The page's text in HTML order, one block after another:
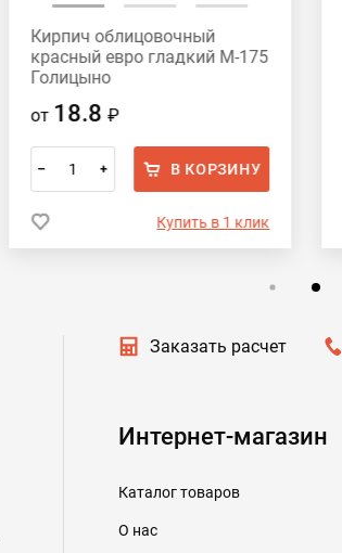
Кирпич облицовочный
красный евро гладкий М-175
Голицыно
от 18.8 ₽
– + В КОРЗИНУ
Купить в 1 клик
Заказать расчет
Интернет-магазин
Каталог товаров
О нас